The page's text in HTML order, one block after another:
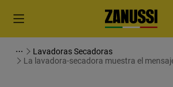
Lavadoras Secadoras
La lavadora-secadora muestra el